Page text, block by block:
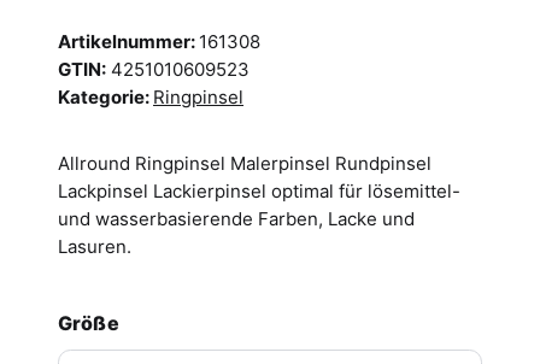
Artikelnummer: 161308
GTIN: 4251010609523
Kategorie: Ringpinsel
Allround Ringpinsel Malerpinsel Rundpinsel
Lackpinsel Lackierpinsel optimal für lösemittel-
und wasserbasierende Farben, Lacke und
Lasuren.
Größe